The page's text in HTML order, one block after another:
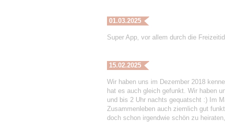
01.03.2025
Super App, vor allem durch die
15.02.2025
Wir haben uns im Dezember 2018
hat es auch gleich gefunkt. Wir haben
und bis 2 Uhr nachts gequatscht :) Im
Zusammenleben auch ziemlich gut
doch schon irgendwie schön zu